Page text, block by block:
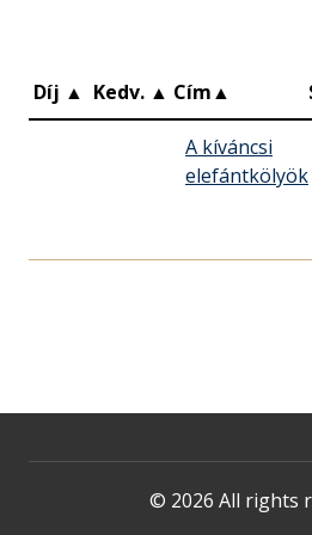
Díj ▲ Kedv. ▲ Cím▲
A kíváncsi
elefántkölyök
© 2026 All rights